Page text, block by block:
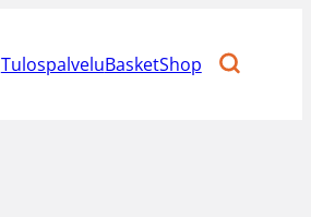
TulospalveluBasketShop